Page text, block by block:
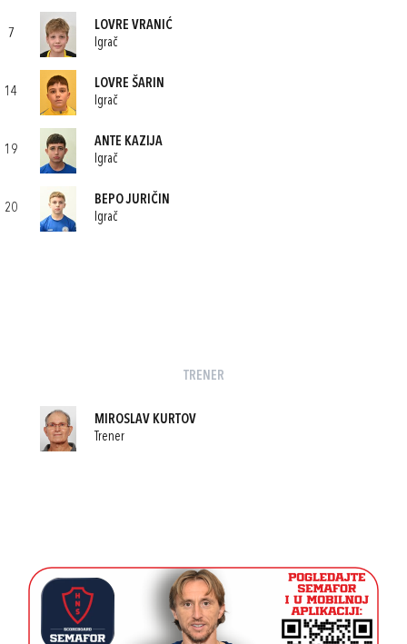
7
LOVRE VRANIĆ
Igrač
14
LOVRE ŠARIN
Igrač
19
ANTE KAZIJA
Igrač
20
BEPO JURIČIN
Igrač
TRENER
MIROSLAV KURTOV
Trener